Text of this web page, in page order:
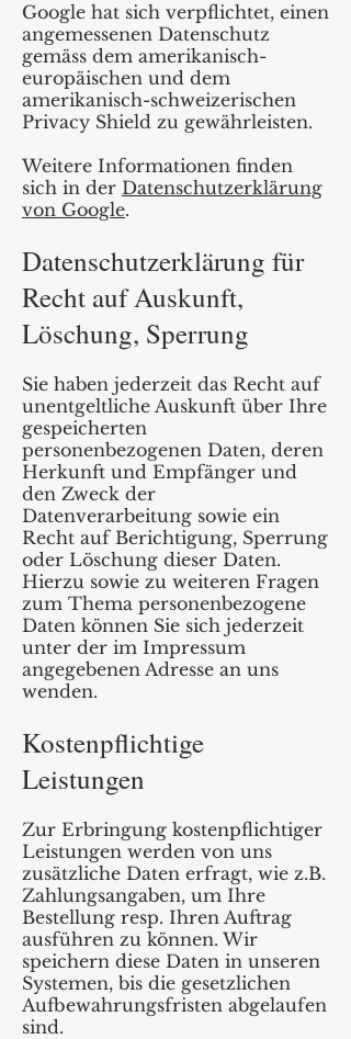
Google hat sich verpflichtet, einen
angemessenen Datenschutz
gemäss dem amerikanisch-
europäischen und dem
amerikanisch-schweizerischen
Privacy Shield zu gewährleisten.
Weitere Informationen finden
sich in der Datenschutzerklärung
von Google.
Datenschutzerklärung für
Recht auf Auskunft,
Löschung, Sperrung
Sie haben jederzeit das Recht auf
unentgeltliche Auskunft über Ihre
gespeicherten
personenbezogenen Daten, deren
Herkunft und Empfänger und
den Zweck der
Datenverarbeitung sowie ein
Recht auf Berichtigung, Sperrung
oder Löschung dieser Daten.
Hierzu sowie zu weiteren Fragen
zum Thema personenbezogene
Daten können Sie sich jederzeit
unter der im Impressum
angegebenen Adresse an uns
wenden.
Kostenpflichtige
Leistungen
Zur Erbringung kostenpflichtiger
Leistungen werden von uns
zusätzliche Daten erfragt, wie z.B.
Zahlungsangaben, um Ihre
Bestellung resp. Ihren Auftrag
ausführen zu können. Wir
speichern diese Daten in unseren
Systemen, bis die gesetzlichen
Aufbewahrungsfristen abgelaufen
sind.